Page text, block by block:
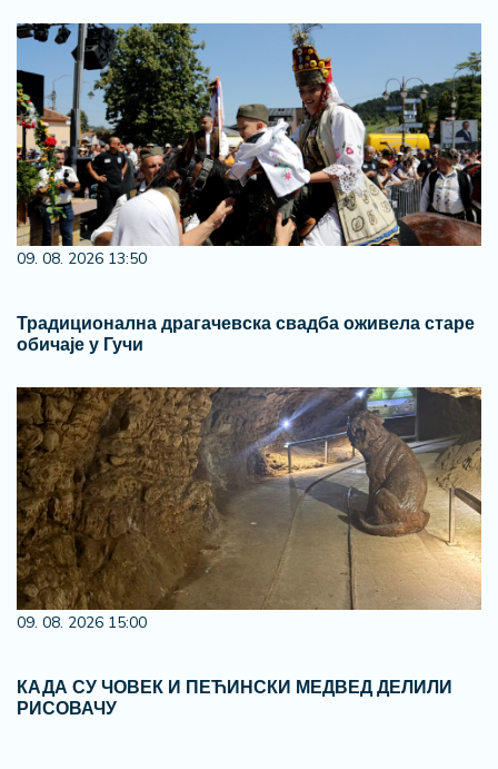
09. 08. 2026 13:50
Традиционална драгачевска свадба оживела старе
обичаје у Гучи
09. 08. 2026 15:00
КАДА СУ ЧОВЕК И ПЕЋИНСКИ МЕДВЕД ДЕЛИЛИ
РИСОВАЧУ